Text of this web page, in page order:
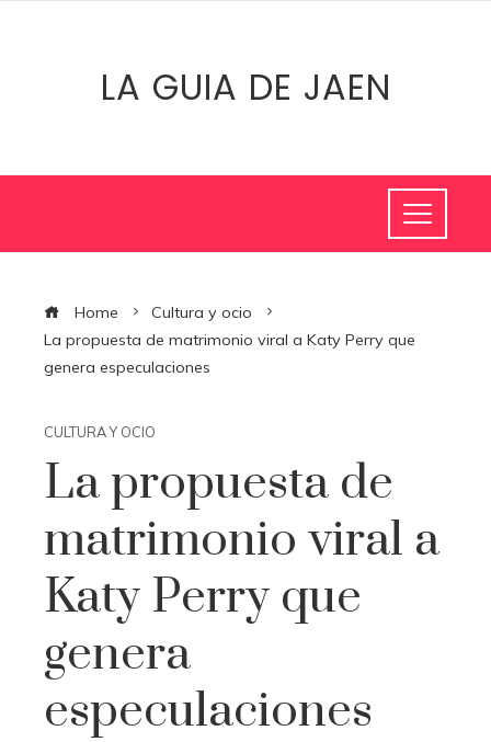
LA GUIA DE JAEN
Home
Cultura y ocio
La propuesta de matrimonio viral a Katy Perry que
genera especulaciones
CULTURA Y OCIO
La propuesta de
matrimonio viral a
Katy Perry que
genera
especulaciones